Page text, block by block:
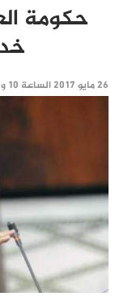
حكومة
26 مايو 2017 الساعة 10 و 00 دقيقة